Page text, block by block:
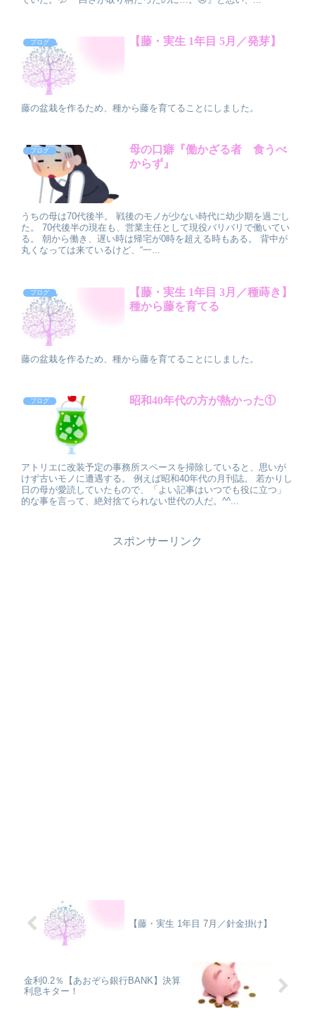
ブログ 【藤・実生 1年目 5月／発芽】
藤の盆栽を作るため、種から藤を育てることにしました。
ブログ
母の口癖『働かざる者 食うべ
からず』
うちの母は70代後半。 戦後のモノが少ない時代に幼少期を過ごし
た。 70代後半の現在も、営業主任として現役バリバリで働いてい
る。 朝から働き、遅い時は帰宅が0時を超える時もある。 背中が
丸くなっては来ているけど、“一...
ブログ
【藤・実生 1年目 3月／種蒔き】
種から藤を育てる
藤の盆栽を作るため、種から藤を育てることにしました。
ブログ 昭和40年代の方が熱かった①
アトリエに改装予定の事務所スペースを掃除していると、思いが
けず古いモノに遭遇する。 例えば昭和40年代の月刊誌。 若かりし
日の母が愛読していたもので、「よい記事はいつでも役に立つ」
的な事を言って、絶対捨てられない世代の人だ。^^...
スポンサーリンク
【藤・実生 1年目 7月／針金掛け】
金利0.2％【あおぞら銀行BANK】決算
利息キター！